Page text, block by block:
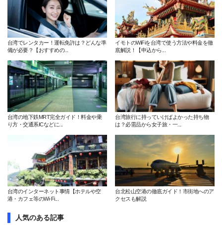
台湾でレンタカー！運転免許は？どんな準
備が必要？【おすすめの...
イモトのWiFiを台湾で使う方法や料金を徹
底解説！【申込から...
台湾の地下鉄MRT完全ガイド！料金や乗
り方・交通系ICなどに...
台湾旅行に持っていけばよかった持ち物
は？必需品から女子旅・一...
台湾のインターネット事情【ホテルや空
港・カフェ等のWi-Fi...
台北松山空港の徹底ガイド！市街地へのア
クセスも解説
人気のある記事